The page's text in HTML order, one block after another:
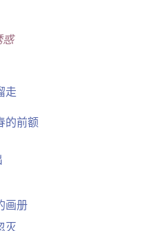
走
前额
画册
灭